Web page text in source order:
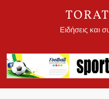
Ειδήσεις και